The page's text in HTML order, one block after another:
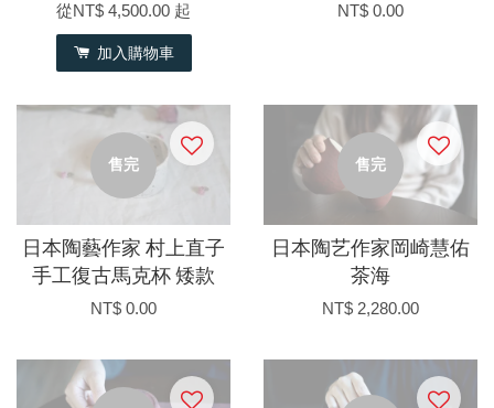
從NT$ 4,500.00 起
加入購物車
NT$ 0.00
售完
日本陶藝作家 村上直子
手工復古馬克杯 矮款
NT$ 0.00
售完
日本陶艺作家岡崎慧佑
茶海
NT$ 2,280.00